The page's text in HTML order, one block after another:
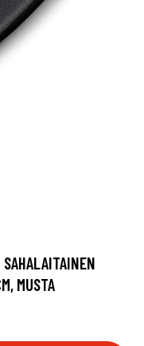
MUSTA